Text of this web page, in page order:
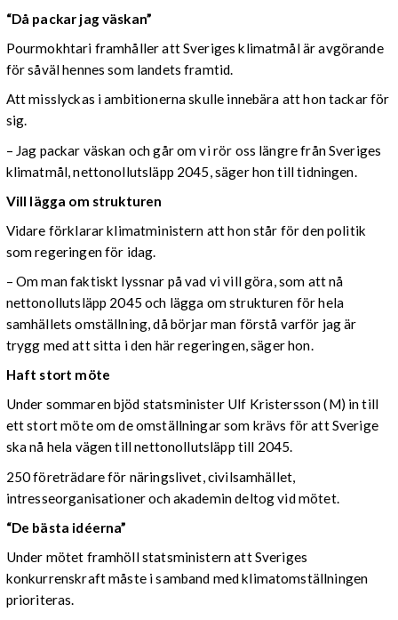
“Då packar jag väskan”
Pourmokhtari framhåller att Sveriges klimatmål är avgörande
för såväl hennes som landets framtid.
Att misslyckas i ambitionerna skulle innebära att hon tackar för
sig.
– Jag packar väskan och går om vi rör oss längre från Sveriges
klimatmål, nettonollutsläpp 2045, säger hon till tidningen.
Vill lägga om strukturen
Vidare förklarar klimatministern att hon står för den politik
som regeringen för idag.
– Om man faktiskt lyssnar på vad vi vill göra, som att nå
nettonollutsläpp 2045 och lägga om strukturen för hela
samhällets omställning, då börjar man förstå varför jag är
trygg med att sitta i den här regeringen, säger hon.
Haft stort möte
Under sommaren bjöd statsminister Ulf Kristersson (M) in till
ett stort möte om de omställningar som krävs för att Sverige
ska nå hela vägen till nettonollutsläpp till 2045.
250 företrädare för näringslivet, civilsamhället,
intresseorganisationer och akademin deltog vid mötet.
“De bästa idéerna”
Under mötet framhöll statsministern att Sveriges
konkurrenskraft måste i samband med klimatomställningen
prioriteras.